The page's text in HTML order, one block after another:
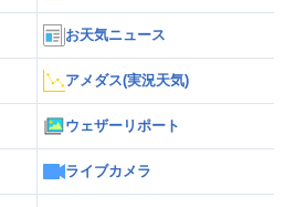
お天気ニュース
アメダス(実況天気)
ウェザーリポート
ライブカメラ